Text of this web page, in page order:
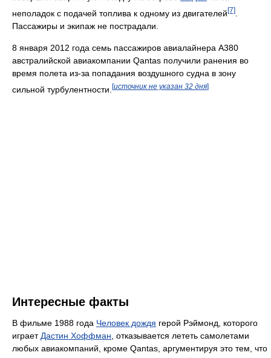
неполадок с подачей топлива к одному из двигателей [7]
Пассажиры и экипаж не пострадали.
8 января 2012 года семь пассажиров авиалайнера A380
австралийской авиакомпании Qantas получили ранения во
время полета из-за попадания воздушного судна в зону
сильной турбулентности. [источник не указан 32 дня]
Интересные факты
В фильме 1988 года Человек дождя герой Рэймонд, которого
играет Дастин Хоффман , отказывается лететь самолетами
любых авиакомпаний, кроме Qantas, аргументируя это тем, что